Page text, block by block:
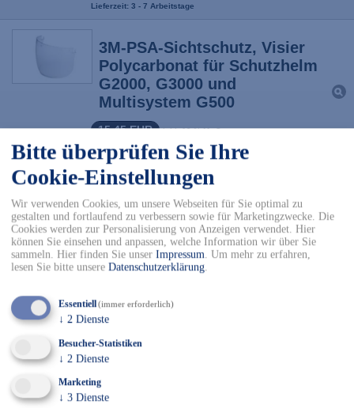
Bitte überprüfen Sie Ihre
Cookie-Einstellungen
Wir verwenden Cookies, um unsere Webseiten für Sie optimal zu
gestalten und fortlaufend zu verbessern sowie für Marketingzwecke. Die
Cookies werden zur Personalisierung von Anzeigen verwendet. Hier
können Sie einsehen und anpassen, welche Information wir über Sie
sammeln. Hier finden Sie unser Impressum. Um mehr zu erfahren,
lesen Sie bitte unsere Datenschutzerklärung.
Essentiell(immer erforderlich)
↓ 2 Dienste
Besucher-Statistiken
↓ 2 Dienste
Marketing
↓ 3 Dienste
Lieferzeit: 3 - 7 Arbeitstage
3M-PSA-Sichtschutz, Visier
Polycarbonat für Schutzhelm
G2000, G3000 und
Multisystem G500
15,45 EUR inkl. 19 % MwSt.
Lieferzeit: 3 - 7 Arbeitstage
3M-PSA-Kopfschutz,
Schweißleder
6,66 EUR inkl. 19 % MwSt.
Lieferzeit: 3 - 7 Arbeitstage
3M-PSA-Helmadapter ohne
Gehörschutz,
mit 30 mm Schlitz
6,93 EUR
Lieferzeit: 3 - 7 Arbeitstage